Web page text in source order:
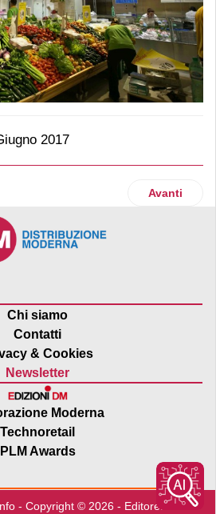
2017
RFID: la svolta 4.0 è possibile con
Articolo
Avanti
Chi siamo
Contatti
& Cookies
Newsletter
Moderna
Technoretail
PLM Awards
- Copyright © 2026 - Editore:Edra